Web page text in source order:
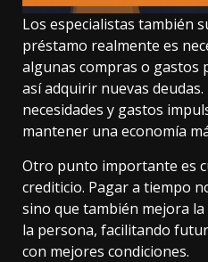
Los especialistas también
préstamo realmente es
algunas compras o gastos
así adquirir nuevas
necesidades y gastos
mantener una economía
Otro punto importante es
crediticio. Pagar a tiempo
sino que también mejora
la persona, facilitando
con mejores condiciones.